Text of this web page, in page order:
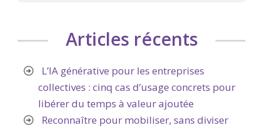
Articles récents
L’IA générative pour les entreprises
collectives : cinq cas d’usage concrets pour
libérer du temps à valeur ajoutée
Reconnaître pour mobiliser, sans diviser